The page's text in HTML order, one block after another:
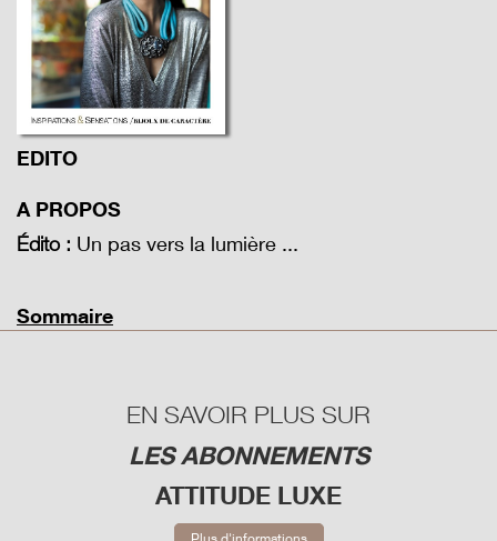
EDITO
A PROPOS
Édito : Un pas vers la lumière ...
Sommaire
EN SAVOIR PLUS SUR
LES ABONNEMENTS
ATTITUDE LUXE